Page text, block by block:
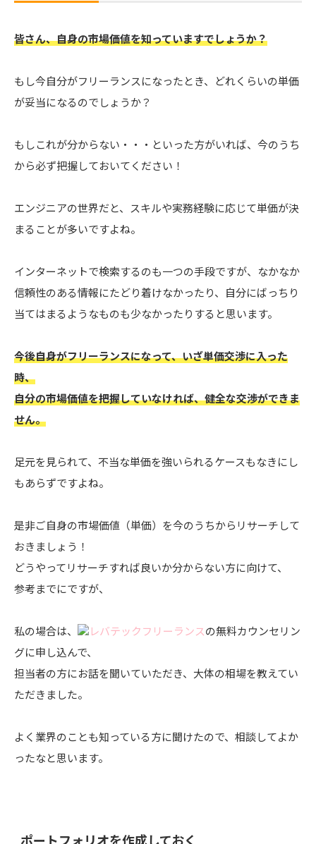
皆さん、自身の市場価値を知っていますでしょうか？
もし今自分がフリーランスになったとき、どれくらいの単価
が妥当になるのでしょうか？
もしこれが分からない・・・といった方がいれば、今のうち
から必ず把握しておいてください！
エンジニアの世界だと、スキルや実務経験に応じて単価が決
まることが多いですよね。
インターネットで検索するのも一つの手段ですが、なかなか
信頼性のある情報にたどり着けなかったり、自分にばっちり
当てはまるようなものも少なかったりすると思います。
今後自身がフリーランスになって、いざ単価交渉に入った
時、
自分の市場価値を把握していなければ、健全な交渉ができま
せん。
足元を見られて、不当な単価を強いられるケースもなきにし
もあらずですよね。
是非ご自身の市場価値（単価）を今のうちからリサーチして
おきましょう！
どうやってリサーチすれば良いか分からない方に向けて、
参考までにですが、
私の場合は、 レバテックフリーランスの無料カウンセリン
グに申し込んで、
担当者の方にお話を聞いていただき、大体の相場を教えてい
ただきました。
よく業界のことも知っている方に聞けたので、相談してよか
ったなと思います。
ポートフォリオを作成しておく